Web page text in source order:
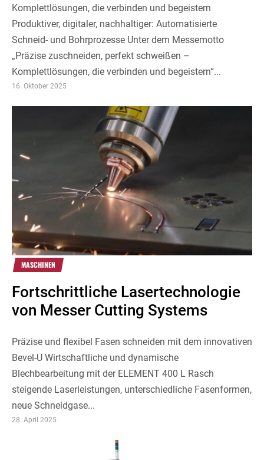
Komplettlösungen, die verbinden und begeistern
Produktiver, digitaler, nachhaltiger: Automatisierte
Schneid- und Bohrprozesse Unter dem Messemotto
„Präzise zuschneiden, perfekt schweißen –
Komplettlösungen, die verbinden und begeistern“...
16. Oktober 2025
MASCHINEN
Fortschrittliche Lasertechnologie
von Messer Cutting Systems
Präzise und flexibel Fasen schneiden mit dem innovativen
Bevel-U Wirtschaftliche und dynamische
Blechbearbeitung mit der ELEMENT 400 L Rasch
steigende Laserleistungen, unterschiedliche Fasenformen,
neue Schneidgase...
28. April 2025